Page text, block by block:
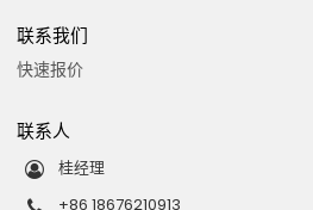
联系我们
快速报价
联系人
桂经理
+86 18676210913